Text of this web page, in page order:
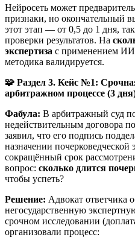
Нейросеть может
признаки, но окончательный
этот этап — от 0,5 до 1 дня,
проверки результатов. На
экспертиза с применением
методика валидируется.
🧩 Раздел 3. Кейс №1:
арбитражном процессе (3
Фабула: В арбитражный суд
недействительным договора
заявил, что его подпись
назначении почерковедческой
сокращённый срок
вопрос: сколько длится
чтобы успеть?
Решение: Адвокат ответчика
негосударственную
срочном исследовании
организовали процесс: